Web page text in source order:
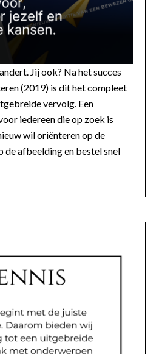
Jij ook? Na het succes
(2019) is dit het compleet
vervolg. Een
iedereen die op zoek is
wil oriënteren op de
afbeelding en bestel snel